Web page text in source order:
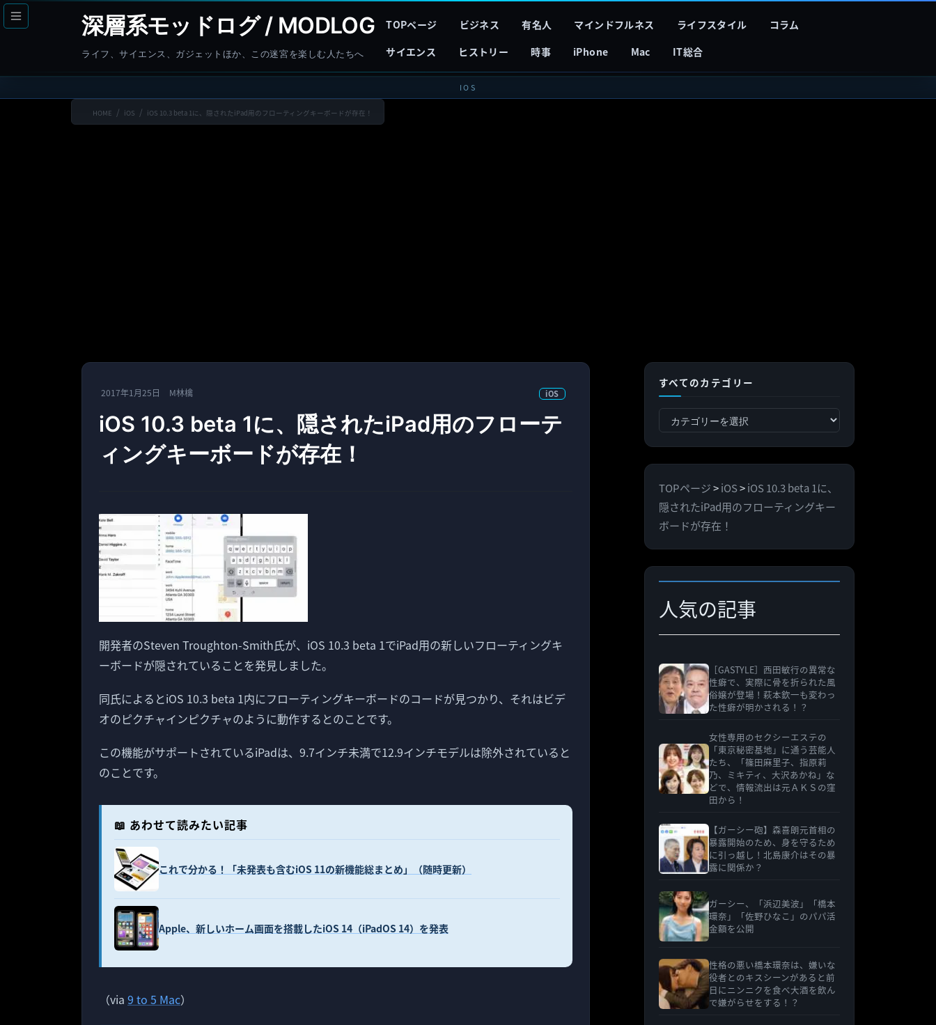
コ
ン
へ
ナ
ビ
ョ
深層系モッドログ / MODLOG
ライフ、サイエンス、ガジェットほか、この迷宮を楽しむ人たちへ
TOPページ ビジネス 有名人 マインドフルネス ライフスタイル
コラム
サイエンス
ヒストリー 時事 iPhone Mac IT総合
IOS
HOME iOS iOS 10.3 beta 1に、隠されたiPad用のフローティングキーボードが存在！
2017年1月25日 M林檎 iOS
iOS 10.3 beta 1に、隠されたiPad用のフローテ
ィングキーボードが存在！
開発者のSteven Troughton-Smith氏が、iOS 10.3 beta 1でiPad用の新しいフローティングキ
ーボードが隠されていることを発見しました。
同氏によるとiOS 10.3 beta 1内にフローティングキーボードのコードが見つかり、それはビデ
オのピクチャインピクチャのように動作するとのことです。
この機能がサポートされているiPadは、9.7インチ未満で12.9インチモデルは除外されていると
のことです。
📖 あわせて読みたい記事
これで分かる！「未発表も含むiOS 11の新機能総まとめ」（随時更新）
Apple、新しいホーム画面を搭載したiOS 14（iPadOS 14）を発表
（via 9 to 5 Mac）
すべてのカテゴリー
べ
カ
テ
ゴ
リ
ー
TOPページ>iOS>iOS 10.3 beta 1に、
隠されたiPad用のフローティングキー
ボードが存在！
人気の記事
［GASTYLE］西田敏行の異常な
性癖で、実際に骨を折られた風
俗嬢が登場！萩本欽一も変わっ
た性癖が明かされる！？
女性専用のセクシーエステの
「東京秘密基地」に通う芸能人
たち、「篠田麻里子、指原莉
乃、ミキティ、大沢あかね」な
どで、情報流出は元ＡＫＳの窪
田から！
【ガーシー砲】森喜朗元首相の
暴露開始のため、身を守るため
に引っ越し！北島康介はその暴
露に関係か？
ガーシー、「浜辺美波」「橋本
環奈」「佐野ひなこ」のパパ活
金額を公開
性格の悪い橋本環奈は、嫌いな
役者とのキスシーンがあると前
日にニンニクを食べ大酒を飲ん
で嫌がらせをする！？